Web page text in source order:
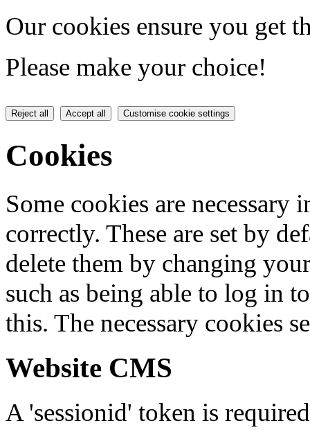
Our cookies ensure you get
Please make your choice!
Reject all Accept all Customise cookie settings
Cookies
Some cookies are
correctly. These are set by
delete them by changing
such as being able to log in
this. The necessary cookies
Website CMS
A 'sessionid' token is